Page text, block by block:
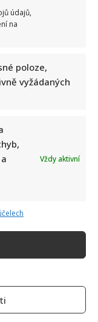
údajů,
na
poloze,
vyžádaných
Vždy aktivní
Její video
v důchodu: Šedivé
Jeho kritika